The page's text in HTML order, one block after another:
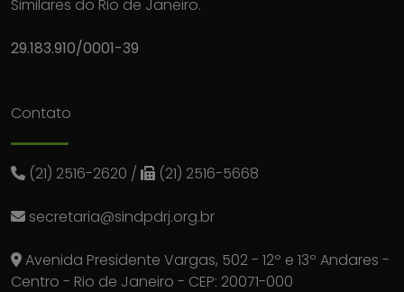
Similares do Rio de Janeiro.
29.183.910/0001-39
Contato
(21) 2516-2620 / (21) 2516-5668
secretaria@sindpdrj.org.br
Avenida Presidente Vargas, 502 - 12º e 13º Andares -
Centro - Rio de Janeiro - CEP: 20071-000